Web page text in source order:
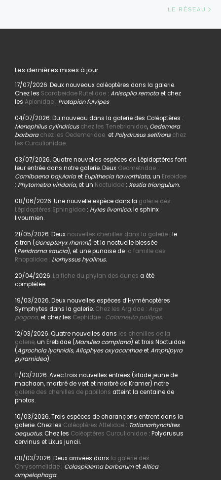
LE RÉSEAU
Les dernières mises à jour
17/07/2026. Deux nouveaux coléoptères dans la galerie.
Chez les Scarabeidae Rutelidae: Anisoplia remotaet chez
les Apionidae: Protapion fulvipes
04/07/2026. Du nouveau dans la galerie des Coléoptères :
Menephilus cylindricus chez les Tenebrionidae,Oedemera
barbara chez les Oedemeridaeet Polydrusus setifrons chez
les Curculionidae.
03/07/2026. Quatre nouvelles espèces de Lépidoptères font
leur entrée dans notre galerie. Deux Geometridae:
Comibaena bajulariaet Eupithecia haworthiata,un Erebidae
: Phytometra viridaria, et un Noctuidae: Xestia triangulum.
08/06/2026. Une nouvelle espèce dans la galerie des
Lépidoptères Sphingidae: Hyles livornica,le sphinx
livournien.
21/05/2026. Deux nouvelles chenilles dans la galerie : le
citron (Gonepteryx rhamni) et la noctuelle blessée
(Peridroma saucia), et une punaise dela famille des
Rhopalidae : Liorhyssus hyalinus.
20/04/2026. La fiche du phylan des dunes a été
complétée.
19/03/2026. Deux nouvelles espèces d’Hyménoptères
Symphytes dans la galerie. Chez les Argidae : Arge
pagana,et chez les Cephidae : Calameuta pallipes.
12/03/2026. Quatre nouvelles dans les chenilles de la
galerie,un Erebidae (Manulea complana) et trois Noctuidae
(Agrochola lychnidis, Allophyes oxyacanthaeetAmphipyra
pyramidea).
11/03/2026. Avec trois nouvelles entrées (stade jeune de
machaon, marbré de vert et marbré de Kramer) notre
galerie des chenilles de papillons atteint la centaine de
photos.
10/03/2026. Trois espèces de charançons entrent dans la
galerie. Chez les Coléoptères Attelidae: Tatianarhynchites
aequatus. Chez les Coléoptères Curculionidae: Polydrusus
cervinus et Lixus juncii.
08/03/2026. Deux arrivées dans la galerie des
Chrysomelidae: Colaspidema barbarumetAltica
ampelophaga.